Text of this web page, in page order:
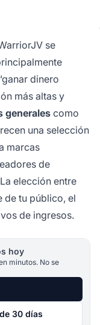
se
dinero
más altas y
generalescomo
una selección
marcas
de
elección entre
de tu público, el
de ingresos.
hoy
minutos. No se
30 días